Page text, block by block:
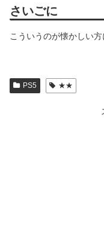
さいごに
こういうのが懐かしい方
PS5 ★★